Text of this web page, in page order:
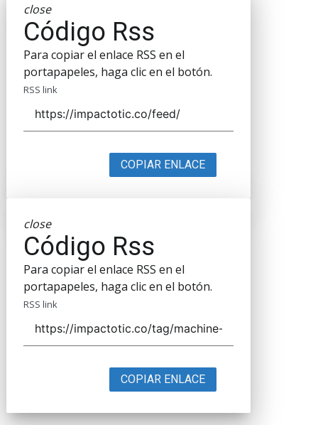
close
Código Rss
Para copiar el enlace RSS en el
portapapeles, haga clic en el botón.
RSS link
COPIAR ENLACE
close
Código Rss
Para copiar el enlace RSS en el
portapapeles, haga clic en el botón.
RSS link
COPIAR ENLACE